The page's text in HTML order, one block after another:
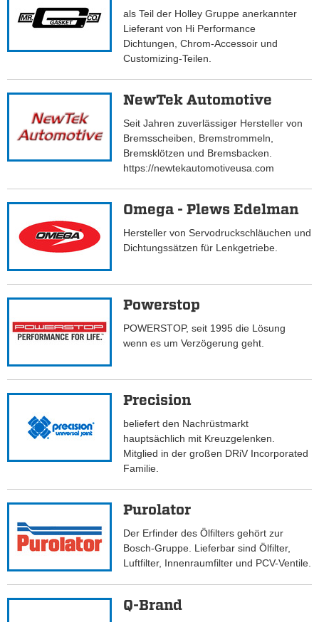
als Teil der Holley Gruppe anerkannter
Lieferant von Hi Performance
Dichtungen, Chrom-Accessoir und
Customizing-Teilen.
NewTek Automotive
Seit Jahren zuverlässiger Hersteller von
Bremsscheiben, Bremstrommeln,
Bremsklötzen und Bremsbacken.
https://newtekautomotiveusa.com
Omega - Plews Edelman
Hersteller von Servodruckschläuchen und
Dichtungssätzen für Lenkgetriebe.
Powerstop
POWERSTOP, seit 1995 die Lösung
wenn es um Verzögerung geht.
Precision
beliefert den Nachrüstmarkt
hauptsächlich mit Kreuzgelenken.
Mitglied in der großen DRiV Incorporated
Familie.
Purolator
Der Erfinder des Ölfilters gehört zur
Bosch-Gruppe. Lieferbar sind Ölfilter,
Luftfilter, Innenraumfilter und PCV-Ventile.
Q-Brand